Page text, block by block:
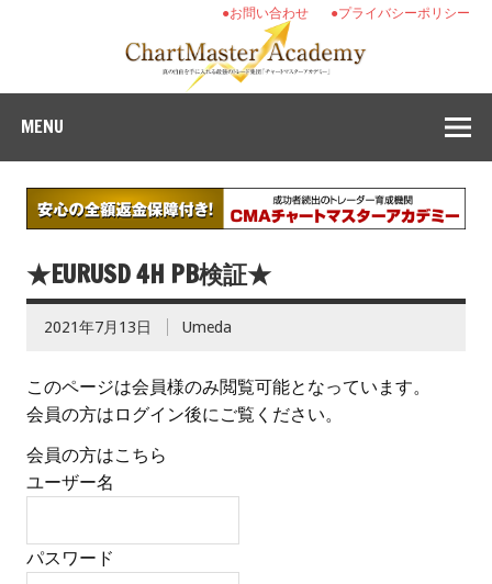
●プライバシーポリシー
●お問い合わせ
MENU
★EURUSD 4H PB検証★
2021年7月13日 Umeda
このページは会員様のみ閲覧可能となっています。
会員の方はログイン後にご覧ください。
会員の方はこちら
ユーザー名
パスワード